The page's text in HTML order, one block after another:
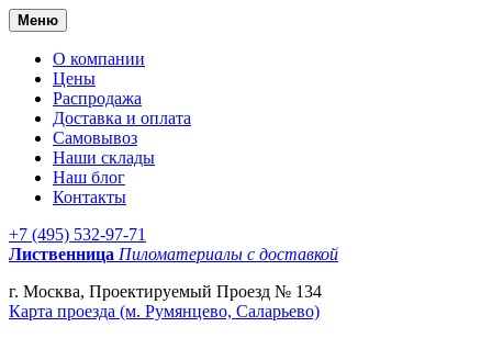
Меню
О компании
Цены
Распродажа
Доставка и оплата
Самовывоз
Наши склады
Наш блог
Контакты
+7 (495) 532-97-71
Лиственница Пиломатериалы с доставкой
г. Москва, Проектируемый Проезд № 134
Карта проезда (м. Румянцево, Саларьево)